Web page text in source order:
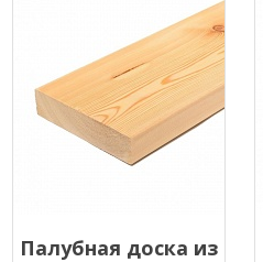
Палубная доска из